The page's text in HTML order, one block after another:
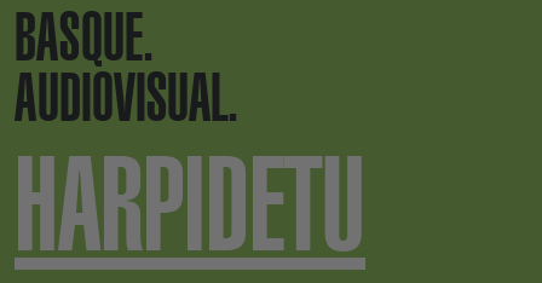
BASQUE.
AUDIOVISUAL.
HARPIDETU